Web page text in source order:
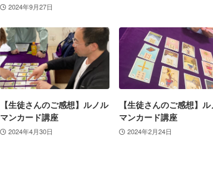
2024年9月27日
【生徒さんのご感想】ルノル
マンカード講座
2024年4月30日
【生徒さんのご感想】
マンカード講座
2024年2月24日